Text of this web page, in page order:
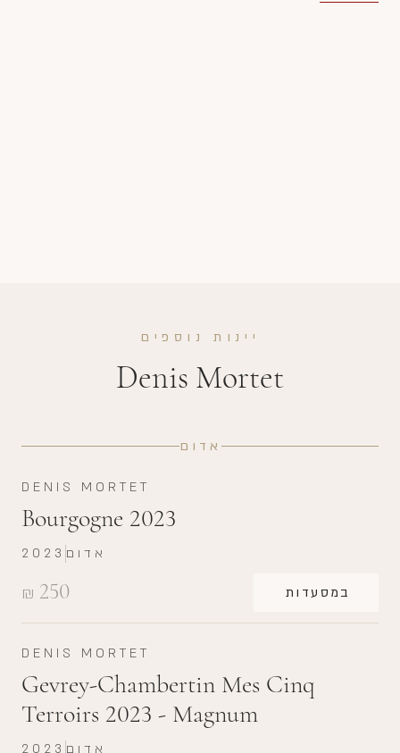
יינות נוספים
Denis Mortet
אדום
DENIS MORTET
Bourgogne 2023
₪ 250 במסעדות
2023 אדום
DENIS MORTET
Gevrey-Chambertin Mes Cinq
Terroirs 2023 - Magnum
2023 אדום